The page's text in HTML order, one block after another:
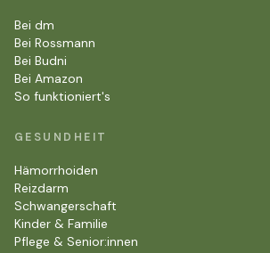
Bei dm
Bei Rossmann
Bei Budni
Bei Amazon
So funktioniert's
GESUNDHEIT
Hämorrhoiden
Reizdarm
Schwangerschaft
Kinder & Familie
Pflege & Senior:innen